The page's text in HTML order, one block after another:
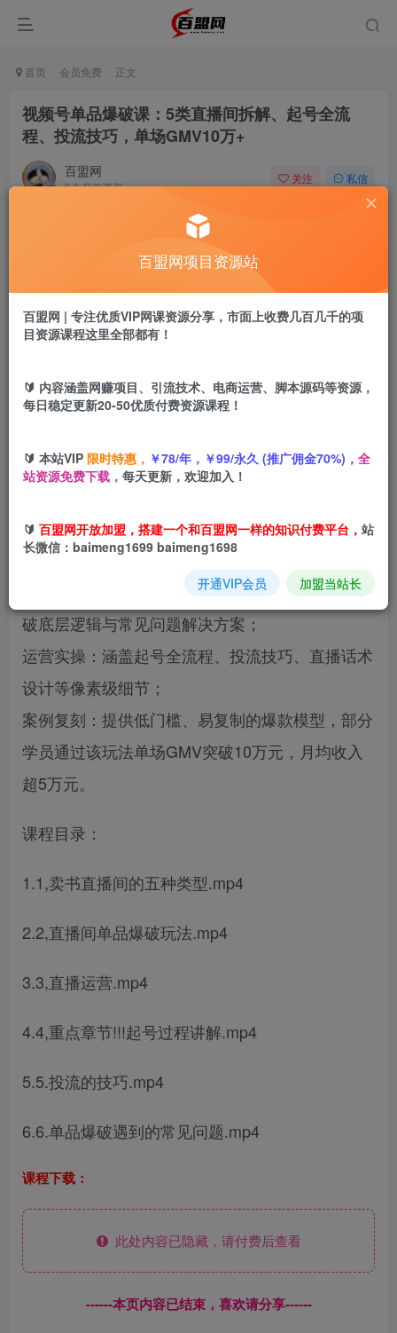
首页 会员免费 正文
视频号单品爆破课：5类直播间拆解、起号全流
程、投流技巧，单场GMV10万+
百盟网
9个月前更新
关注 私信
盟币9.9
立即购买
大核心模块：
玩法拆解：系统讲解5种卖书直播间类型、单品爆
破底层逻辑与常见问题解决方案；
运营实操：涵盖起号全流程、投流技巧、直播话术
设计等像素级细节；
案例复刻：提供低门槛、易复制的爆款模型，部分
学员通过该玩法单场GMV突破10万元，月均收入
超5万元。
课程目录：
1.1,卖书直播间的五种类型.mp4
2.2,直播间单品爆破玩法.mp4
3.3,直播运营.mp4
4.4,重点章节!!!起号过程讲解.mp4
5.5.投流的技巧.mp4
6.6.单品爆破遇到的常见问题.mp4
课程下载：
此处内容已隐藏，请付费后查看
------本页内容已结束，喜欢请分享------
百盟网项目资源站
百盟网 | 专注优质VIP网课资源分享，市面上收费几百几千的项
目资源课程这里全部都有！
🔰 内容涵盖网赚项目、引流技术、电商运营、脚本源码等资源，
每日稳定更新20-50优质付费资源课程！
🔰 本站VIP 限时特惠， ￥78/年，￥99/永久 (推广佣金70%)， 全
站资源免费下载， 每天更新，欢迎加入！
🔰 百盟网开放加盟，搭建一个和百盟网一样的知识付费平台， 站
长微信：baimeng1699 baimeng1698
开通VIP会员 加盟当站长